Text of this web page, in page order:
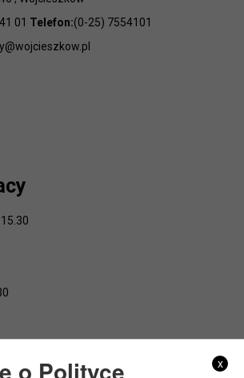
01 Telefon:(0-25) 7554101
x
o Polityce